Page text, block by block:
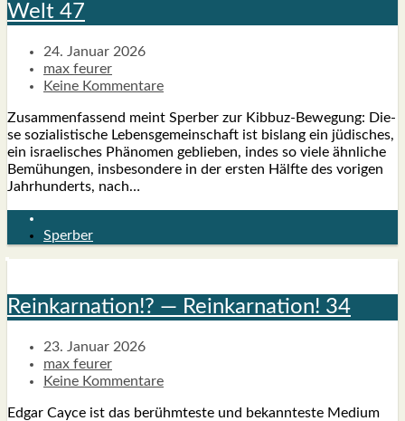
Welt 47
24. Januar 2026
max feurer
Keine Kommentare
Zusam­men­fas­send meint Sper­ber zur Kib­­buz-Bewe­­gung: Die­
se sozia­lis­ti­sche Lebens­ge­mein­schaft ist bis­lang ein jüdi­sches,
ein israe­li­sches Phä­no­men geblie­ben, indes so vie­le ähn­li­che
Bemü­hun­gen, ins­be­son­de­re in der ers­ten Hälf­te des vori­gen
Jahr­hun­derts, nach…
Sperber
Reinkar­na­ti­on!? — Reinkar­na­ti­on! 34
23. Januar 2026
max feurer
Keine Kommentare
Edgar Cayce ist das berühm­tes­te und bekann­tes­te Medi­um